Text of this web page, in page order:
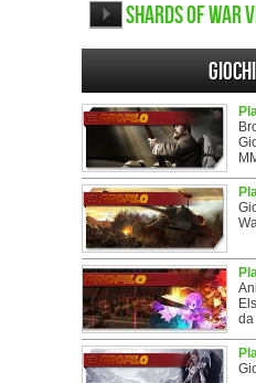
Shards of War
da